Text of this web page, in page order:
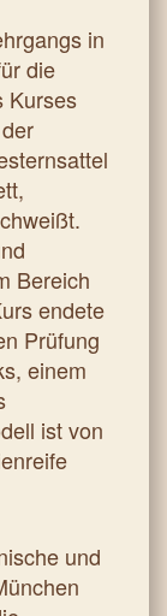
in
die
Kurses
Bereich
endete
Prüfung
einem
ist von
und